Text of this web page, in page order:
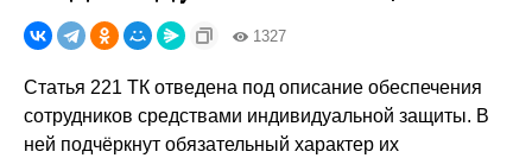
1327
Статья 221 ТК отведена под описание обеспечения
сотрудников средствами индивидуальной защиты. В
ней подчёркнут обязательный характер их